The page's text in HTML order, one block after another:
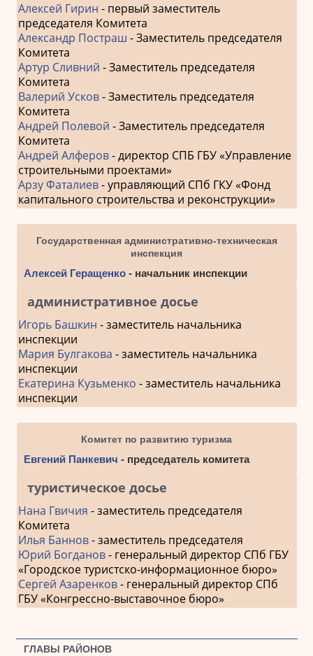
Алексей Гирин - первый заместитель
председателя Комитета
Александр Постраш - Заместитель председателя
Комитета
Артур Сливний - Заместитель председателя
Комитета
Валерий Усков- Заместитель председателя
Комитета
Андрей Полевой - Заместитель председателя
Комитета
Андрей Алферов- директор СПБ ГБУ «Управление
строительными проектами»
Арзу Фаталиев- управляющий СПб ГКУ «Фонд
капитального строительства и реконструкции»
Государственная административно-техническая
инспекция
Алексей Геращенко- начальник инспекции
административное досье
Игорь Башкин - заместитель начальника
инспекции
Мария Булгакова - заместитель начальника
инспекции
Екатерина Кузьменко - заместитель начальника
инспекции
Комитет по развитию туризма
Евгений Панкевич - председатель комитета
туристическое досье
Нана Гвичия - заместитель председателя
Комитета
Илья Баннов- заместитель председателя
Юрий Богданов- генеральный директор СПб ГБУ
«Городское туристско-информационное бюро»
Сергей Азаренков- генеральный директор СПб
ГБУ «Конгрессно-выставочное бюро»
ГЛАВЫ РАЙОНОВ